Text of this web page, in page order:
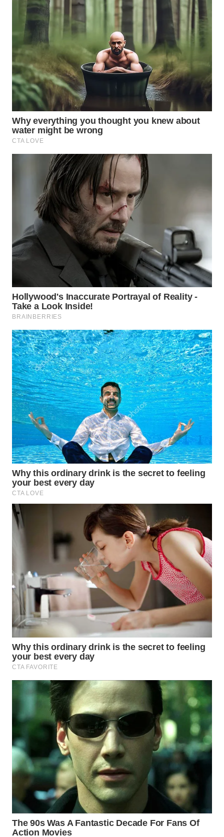
WN
DAIRI
WN
DANAU
TOBA
WN
NIAS
WN
LANGKAT
TAPANULI
SELATAN
WN
TANJUNG
LESUNG
KARO
WN
WN
LABUHANBATU
WN
TAPANULI
TENGAH
WN DELI
SERDANG
WN
TEBING
TINGGI
PAKPAK
BEKASI
WN
WN
DEPOK
TAPANULI
UTARA
SAMOSIR
WN
PADANG
LAWAS